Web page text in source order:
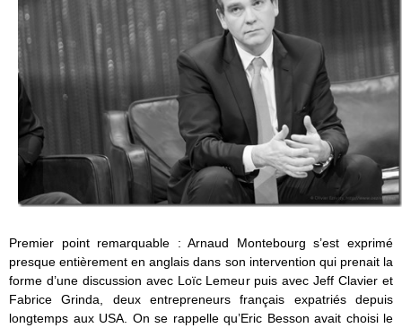
Premier point remarquable : Arnaud Montebourg s’est exprimé
presque entièrement en anglais dans son intervention qui prenait la
forme d’une discussion avec Loïc Lemeur puis avec Jeff Clavier et
Fabrice Grinda, deux entrepreneurs français expatriés depuis
longtemps aux USA. On se rappelle qu’Eric Besson avait choisi le